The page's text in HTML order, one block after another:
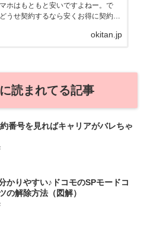
ホはもともと安いですよねー。で
うせ契約するなら安くお得に契約し
身も、そういう案件を常に狙ってます
okitan.jp
読まれてる記事
番号を見ればキャリアがバレちゃ
かりやすい♪ドコモのSPモードコ
の解除方法（図解）